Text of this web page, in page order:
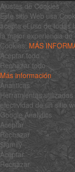
Ajustes de Cookies
Este sitio Web usa
acepta el uso de todas
la mejor experiencia
Cookies: MÁS
Aceptar todo
Rechazar todo
Más información
Analíticas
Herramientas
efectividad de un sitio
Google Analytics
Aceptar
Rechazar
$family
Aceptar
Rechazar